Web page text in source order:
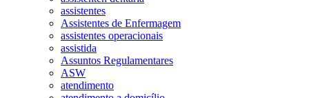
assistentes
Assistentes de Enfermagem
assistentes operacionais
assistida
Assuntos Regulamentares
ASW
atendimento